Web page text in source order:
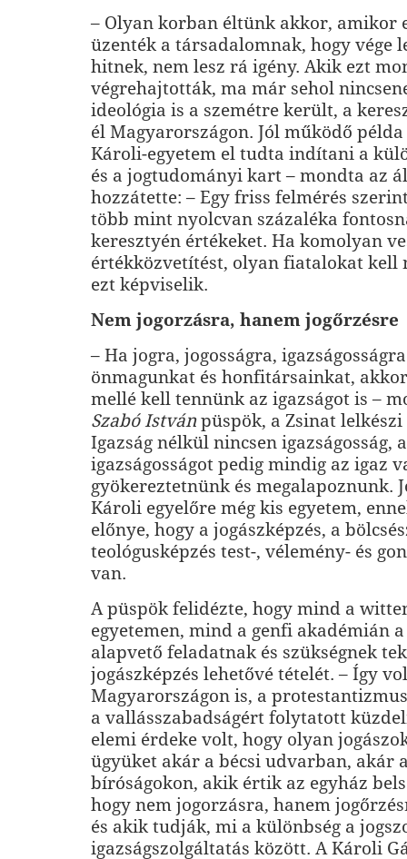
– Olyan korban éltünk akkor, amikor
üzenték a társadalomnak, hogy vége
hitnek, nem lesz rá igény. Akik ezt
végrehajtották, ma már sehol
ideológia is a szemétre került, a
él Magyarországon. Jól működő
Károli-egyetem el tudta indítani a
és a jogtudományi kart – mondta az
hozzátette: – Egy friss felmérés
több mint nyolcvan százaléka
keresztyén értékeket. Ha komolyan
értékközvetítést, olyan fiatalokat kell
ezt képviselik.
Nem jogorzásra, hanem jogőrzésre
– Ha jogra, jogosságra,
önmagunkat és honfitársainkat,
mellé kell tennünk az igazságot is –
Szabó Istvánpüspök, a Zsinat lelkészi
Igazság nélkül nincsen igazságosság,
igazságosságot pedig mindig az igaz
gyökereztetnünk és megalapoznunk.
Károli egyelőre még kis egyetem,
előnye, hogy a jogászképzés, a
teológusképzés test-, vélemény- és
van.
A püspök felidézte, hogy mind a
egyetemen, mind a genfi akadémián
alapvető feladatnak és szükségnek
jogászképzés lehetővé tételét. – Így
Magyarországon is, a
a vallásszabadságért folytatott
elemi érdeke volt, hogy olyan
ügyüket akár a bécsi udvarban, akár
bíróságokon, akik értik az egyház
hogy nem jogorzásra, hanem
és akik tudják, mi a különbség a
igazságszolgáltatás között. A Károli